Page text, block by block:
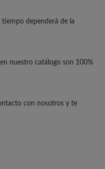
tiempo dependerá de la
nuestro catálogo son 100%
con nosotros y te